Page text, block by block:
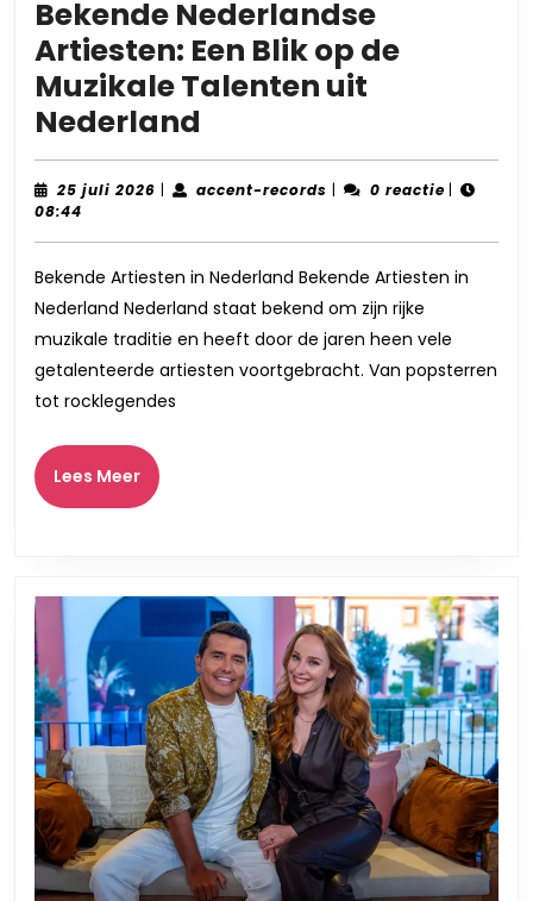
Bekende Nederlandse
Artiesten: Een Blik op de
Muzikale Talenten uit
Nederland
Nederlandse
Artiesten:
Blik
op
de
Muzikale
25 juli 2026 25
| accent-records accent-
| 0 reactie |
08:44
Bekende Artiesten in Nederland Bekende Artiesten in
Nederland Nederland staat bekend om zijn rijke
muzikale traditie en heeft door de jaren heen vele
getalenteerde artiesten voortgebracht. Van popsterren
tot rocklegendes
Lees MeerLees
Meer